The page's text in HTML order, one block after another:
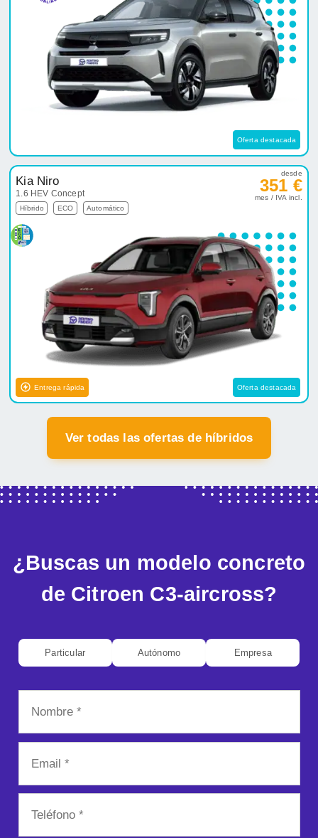
Oferta destacada
Kia Niro
1.6 HEV Concept
Híbrido ECO Automático
desde
351 €
mes / IVA incl.
Entrega rápida Oferta destacada
Ver todas las ofertas de híbridos
¿Buscas un modelo concreto
de Citroen C3-aircross?
Particular Autónomo Empresa